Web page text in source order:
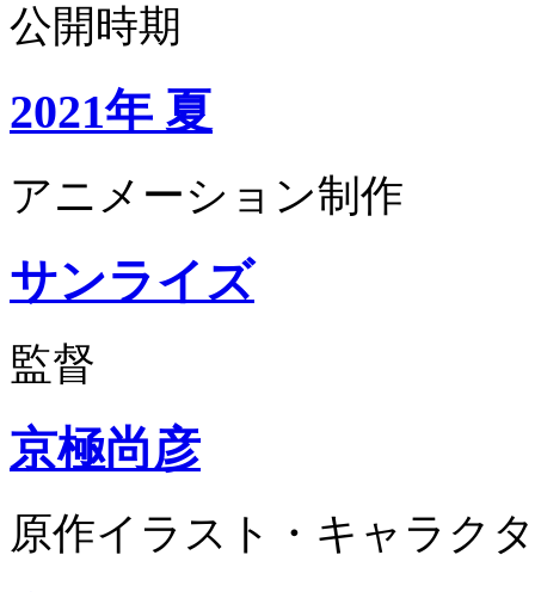
公開時期
2021年 夏
アニメーション制作
サンライズ
監督
京極尚彦
原作イラスト・キャラク